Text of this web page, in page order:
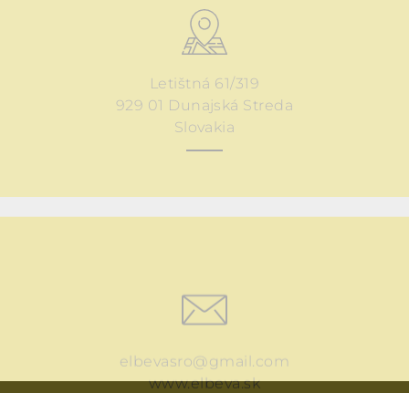
Letištná 61/319
929 01 Dunajská Streda
Slovakia
elbevasro@gmail.com
www.elbeva.sk